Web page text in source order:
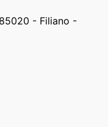
- Filiano -